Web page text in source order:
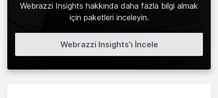
Webrazzi Insights hakkında daha fazla bilgi almak
için paketleri inceleyin.
Webrazzi Insights'ı İncele